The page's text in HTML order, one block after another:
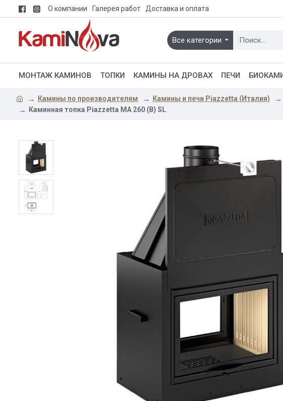
О компании Галерея работ Доставка и оплата
Все категории
МОНТАЖ КАМИНОВ ТОПКИ КАМИНЫ НА ДРОВАХ ПЕЧИ
Камины по производителям Камины и печи Piazzetta (Италия)
Каминная топка Piazzetta MA 260 (B) SL